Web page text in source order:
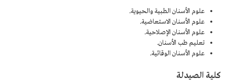
علوم الأسنان الطبية والحيوية.
علوم الأسنان الاستعاضية.
علوم الأسنان الإصلاحية.
تعليم طب الأسنان.
علوم الأسنان الوقائية.
كلية الصيدلة